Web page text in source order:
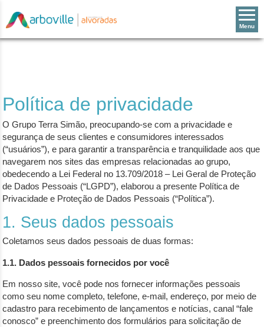
Menu
Política de privacidade
O Grupo Terra Simão, preocupando-se com a privacidade e
segurança de seus clientes e consumidores interessados
(“usuários”), e para garantir a transparência e tranquilidade aos que
navegarem nos sites das empresas relacionadas ao grupo,
obedecendo a Lei Federal no 13.709/2018 – Lei Geral de Proteção
de Dados Pessoais (“LGPD”), elaborou a presente Política de
Privacidade e Proteção de Dados Pessoais (“Política”).
1. Seus dados pessoais
Coletamos seus dados pessoais de duas formas:
1.1. Dados pessoais fornecidos por você
Em nosso site, você pode nos fornecer informações pessoais
como seu nome completo, telefone, e-mail, endereço, por meio de
cadastro para recebimento de lançamentos e notícias, canal “fale
conosco” e preenchimento dos formulários para solicitação de